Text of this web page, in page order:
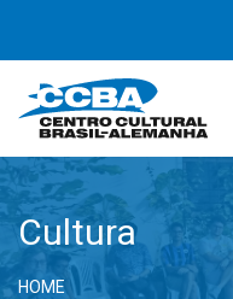
Cultura
HOME